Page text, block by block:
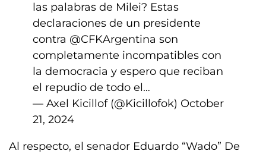
las palabras de Milei? Estas
declaraciones de un presidente
contra @CFKArgentina son
completamente incompatibles con
la democracia y espero que reciban
el repudio de todo el…
— Axel Kicillof (@Kicillofok) October
21, 2024
Al respecto, el senador Eduardo “Wado” De